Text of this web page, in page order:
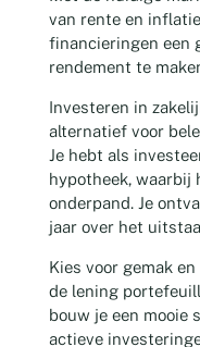
van rente en
financieringen een
rendement te
Investeren in
alternatief voor
Je hebt als
hypotheek, waarbij
onderpand. Je
jaar over het
Kies voor gemak
de lening
bouw je een mooie
actieve